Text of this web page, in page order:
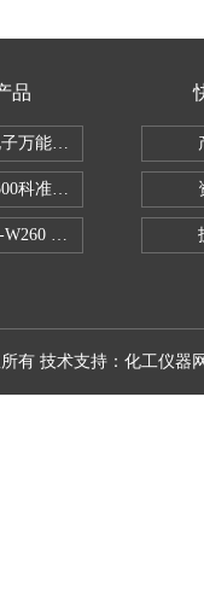
品
万能拉力机KZ-SSBC-500
科准单柱电子万能试验
W260 半导体全自动推拉
有 技术支持： 化工仪器